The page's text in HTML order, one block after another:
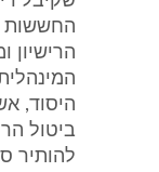
החששות
הרישיון
היסוד,
ביטול
להותיר